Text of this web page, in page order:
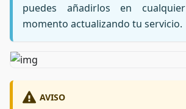
puedes añadirlos en cualquier
momento actualizando tu servicio.
AVISO